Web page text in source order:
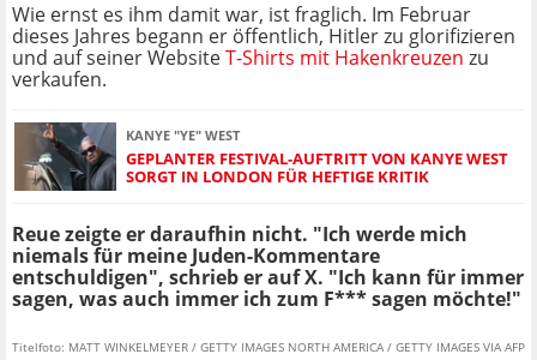
Wie ernst es ihm damit war, ist fraglich. Im Februar
dieses Jahres begann er öffentlich, Hitler zu glorifizieren
und auf seiner WebsiteT-Shirts mit Hakenkreuzen zu
verkaufen.
KANYE "YE" WEST
GEPLANTER FESTIVAL-AUFTRITT VON KANYE WEST
SORGT IN LONDON FÜR HEFTIGE KRITIK
Reue zeigte er daraufhin nicht. "Ich werde mich
niemals für meine Juden-Kommentare
entschuldigen", schrieb er auf X. "Ich kann für immer
sagen, was auch immer ich zum F*** sagen möchte!"
Titelfoto: MATT WINKELMEYER / GETTY IMAGES NORTH AMERICA / GETTY IMAGES VIA AFP